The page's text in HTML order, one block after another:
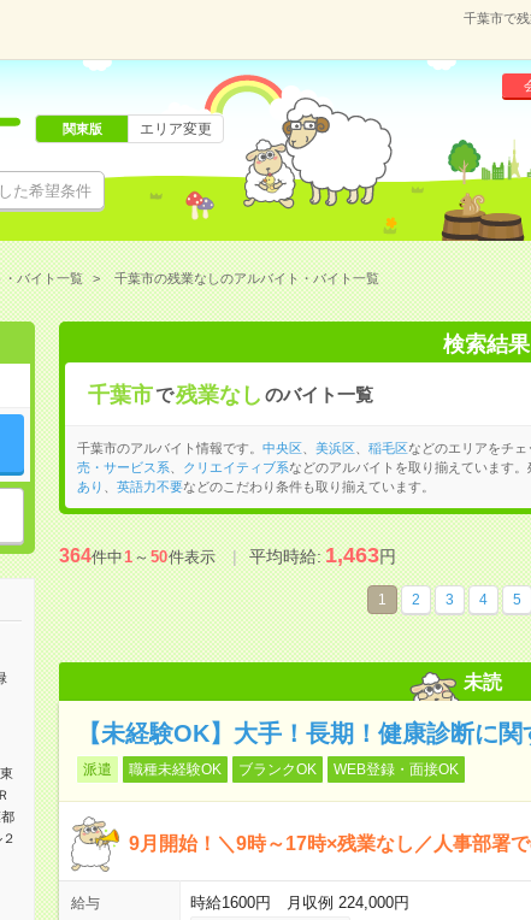
千葉市で
た希望条件
関東版 エリア変更
バイト一覧 千葉市の残業なしのアルバイト・バイト一覧
検索結果
千葉市で残業なし のバイト一覧
千葉市のアルバイト情報です。 中央区、 美浜区、 稲毛区などのエリアをチェ
売・サービス系
クリエイティブ系などのアルバイトを取り揃えています。
あり
英語力不要などのこだわり条件も取り揃えています。
364件中1～50件表示 平均時給:1,463円
1 2 3 4 5
未読
【未経験OK】大手！長期！健康診断に
派遣 職種未経験OK ブランクOK WEB登録・面接OK
9月開始！＼9時～17時×残業なし／人事部署
給与 時給1600円 月収例 224,000円